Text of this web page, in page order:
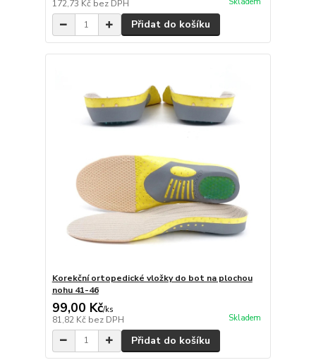
172,73 Kč bez DPH
Přidat do košíku
Korekční ortopedické vložky do bot na plochou
nohu 41-46
99,00 Kč/ks
81,82 Kč bez DPH Skladem
Přidat do košíku